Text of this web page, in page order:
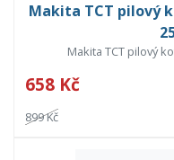
Makita TCT pilový
Makita TCT pilový
658 Kč
899 Kč